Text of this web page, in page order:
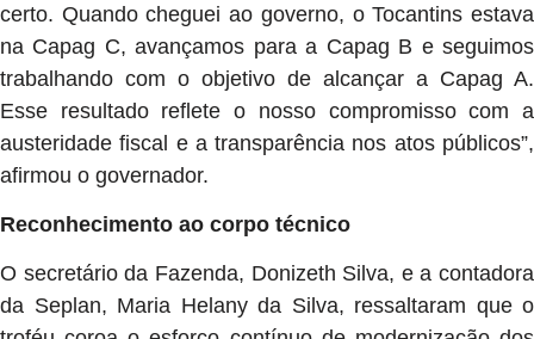
certo. Quando cheguei ao governo, o Tocantins estava
na Capag C, avançamos para a Capag B e seguimos
trabalhando com o objetivo de alcançar a Capag A.
Esse resultado reflete o nosso compromisso com a
austeridade fiscal e a transparência nos atos públicos”,
afirmou o governador.
Reconhecimento ao corpo técnico
O secretário da Fazenda, Donizeth Silva, e a contadora
da Seplan, Maria Helany da Silva, ressaltaram que o